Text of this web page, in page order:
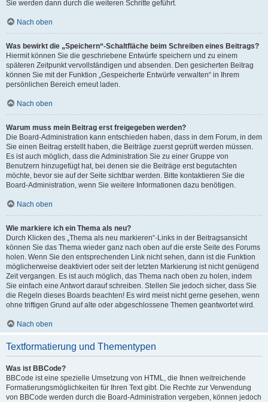
Sie werden dann durch die weiteren Schritte geführt.
Nach oben
Was bewirkt die „Speichern“-Schaltfläche beim Schreiben eines Beitrags?
Hiermit können Sie die geschriebene Entwürfe speichern und zu einem
späteren Zeitpunkt vervollständigen und absenden. Den gesicherten Beitrag
können Sie mit der Funktion „Gespeicherte Entwürfe verwalten“ in Ihrem
persönlichen Bereich erneut laden.
Nach oben
Warum muss mein Beitrag erst freigegeben werden?
Die Board-Administration kann entschieden haben, dass in dem Forum, in dem
Sie einen Beitrag erstellt haben, die Beiträge zuerst geprüft werden müssen.
Es ist auch möglich, dass die Administration Sie zu einer Gruppe von
Benutzern hinzugefügt hat, bei denen sie die Beiträge erst begutachten
möchte, bevor sie auf der Seite sichtbar werden. Bitte kontaktieren Sie die
Board-Administration, wenn Sie weitere Informationen dazu benötigen.
Nach oben
Wie markiere ich ein Thema als neu?
Durch Klicken des „Thema als neu markieren“-Links in der Beitragsansicht
können Sie das Thema wieder ganz nach oben auf die erste Seite des Forums
holen. Wenn Sie den entsprechenden Link nicht sehen, dann ist die Funktion
möglicherweise deaktiviert oder seit der letzten Markierung ist nicht genügend
Zeit vergangen. Es ist auch möglich, das Thema nach oben zu holen, indem
Sie einfach eine Antwort darauf schreiben. Stellen Sie jedoch sicher, dass Sie
die Regeln dieses Boards beachten! Es wird meist nicht gerne gesehen, wenn
ohne triftigen Grund auf alte oder abgeschlossene Themen geantwortet wird.
Nach oben
Textformatierung und Thementypen
Was ist BBCode?
BBCode ist eine spezielle Umsetzung von HTML, die Ihnen weitreichende
Formatierungsmöglichkeiten für Ihren Text gibt. Die Rechte zur Verwendung
von BBCode werden durch die Board-Administration vergeben, können jedoch